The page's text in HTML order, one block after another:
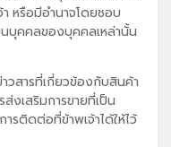
หรือมีอำนาจโดยชอบ
บุคคลของบุคคลเหล่านั้น
วสารที่เกี่ยวข้องกับสินค้า
งเสริมการขายที่เป็น
รติดต่อที่ข้าพเจ้าได้ให้ไว้